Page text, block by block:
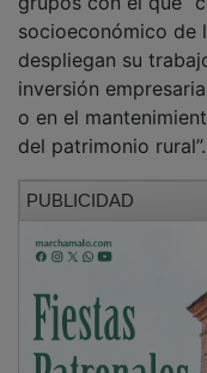
socioeconómico de
despliegan su
inversión
o en el
del patrimonio rural”.